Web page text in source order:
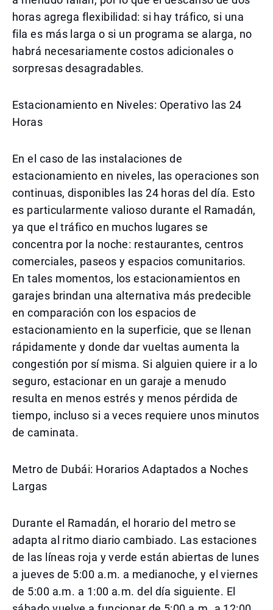
horas agrega flexibilidad: si hay tráfico, si una
fila es más larga o si un programa se alarga, no
habrá necesariamente costos adicionales o
sorpresas desagradables.
Estacionamiento en Niveles: Operativo las 24
Horas
En el caso de las instalaciones de
estacionamiento en niveles, las operaciones son
continuas, disponibles las 24 horas del día. Esto
es particularmente valioso durante el Ramadán,
ya que el tráfico en muchos lugares se
concentra por la noche: restaurantes, centros
comerciales, paseos y espacios comunitarios.
En tales momentos, los estacionamientos en
garajes brindan una alternativa más predecible
en comparación con los espacios de
estacionamiento en la superficie, que se llenan
rápidamente y donde dar vueltas aumenta la
congestión por sí misma. Si alguien quiere ir a lo
seguro, estacionar en un garaje a menudo
resulta en menos estrés y menos pérdida de
tiempo, incluso si a veces requiere unos minutos
de caminata.
Metro de Dubái: Horarios Adaptados a Noches
Largas
Durante el Ramadán, el horario del metro se
adapta al ritmo diario cambiado. Las estaciones
de las líneas roja y verde están abiertas de lunes
a jueves de 5:00 a.m. a medianoche, y el viernes
de 5:00 a.m. a 1:00 a.m. del día siguiente. El